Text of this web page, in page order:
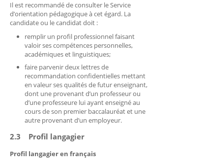
Il est recommandé de consulter le Service
d’orientation pédagogique à cet égard. La
candidate ou le candidat doit :
remplir un profil professionnel faisant
valoir ses compétences personnelles,
académiques et linguistiques;
faire parvenir deux lettres de
recommandation confidentielles mettant
en valeur ses qualités de futur enseignant,
dont une provenant d’un professeur ou
d’une professeure lui ayant enseigné au
cours de son premier baccalauréat et une
autre provenant d’un employeur.
2.3 Profil langagier
Profil langagier en français